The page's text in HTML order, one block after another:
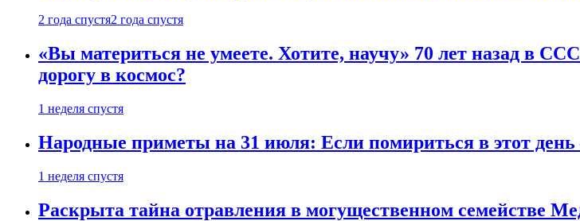
2 года спустя2 года спустя
«Вы материться не умеете. Хотите, научу» 70 лет назад в
дорогу в космос?
1 неделя спустя
Народные приметы на 31 июля: Если помириться в этот день
1 неделя спустя
Раскрыта тайна отравления в могущественном семействе